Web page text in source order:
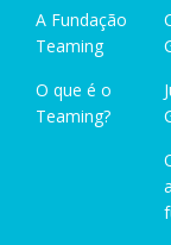
A Fundação
Teaming
O que é o
Teaming?